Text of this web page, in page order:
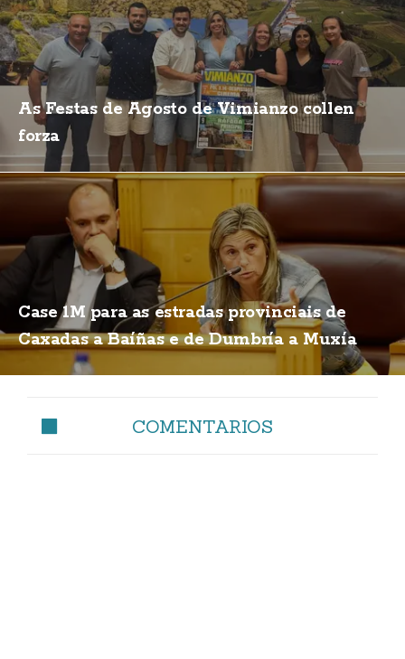
As Festas de Agosto de Vimianzo collen
forza
Case 1M para as estradas provinciais de
Caxadas a Baíñas e de Dumbría a Muxía
COMENTARIOS